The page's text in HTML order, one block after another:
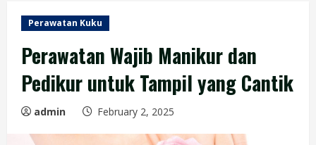
Perawatan Kuku
Perawatan Wajib Manikur dan
Pedikur untuk Tampil yang Cantik
admin February 2, 2025